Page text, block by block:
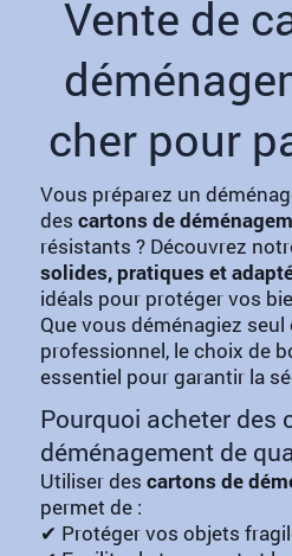
Vente de
cher pour
Vous préparez un
des cartons de
résistants ? Découvrez
solides, pratiques et
idéals pour protéger vos
Que vous déménagiez seul
professionnel, le choix de
essentiel pour garantir la
Pourquoi acheter des
déménagement de
Utiliser des cartons de
permet de :
✔ Protéger vos objets